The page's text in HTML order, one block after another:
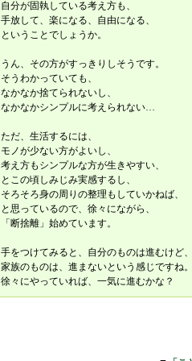
自分が固執している考え方も、
手放して、楽になる、自由になる、
ということでしょうか。
うん、その方がすっきりしそうです。
そうわかっていても、
なかなか捨てられないし、
なかなかシンプルに考えられない…
ただ、生活するには、
モノが少ない方がよいし、
考え方もシンプルな方が生きやすい、
とこの頃しみじみ実感するし、
そろそろ身の周りの整理もしていかねば、
と思っているので、徐々にながら、
「断捨離」始めています。
手をつけてみると、自分のものは進むけど
家族のものは、進まないという感じですね
徐々にやっていれば、一気に進むかな？